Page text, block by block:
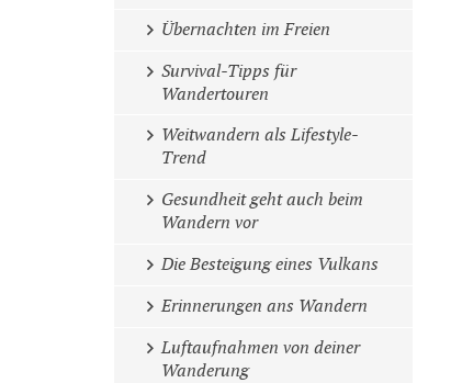
Übernachten im Freien
Survival-Tipps für
Wandertouren
Weitwandern als Lifestyle-
Trend
Gesundheit geht auch beim
Wandern vor
Die Besteigung eines Vulkans
Erinnerungen ans Wandern
Luftaufnahmen von deiner
Wanderung